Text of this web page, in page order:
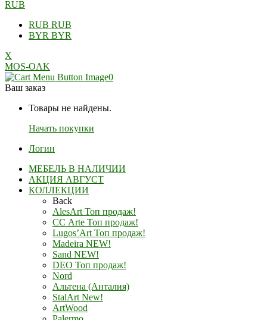
RUB
RUB RUB
BYR BYR
X
MOS-OAK
0
Ваш заказ
Товары не найдены.
Начать покупки
Логин
МЕБЕЛЬ В НАЛИЧИИ
АКЦИЯ АВГУСТ
КОЛЛЕКЦИИ
Back
AlesArt Топ продаж!
СС Arte Топ продаж!
Lugos’Art Топ продаж!
Madeira NEW!
Sand NEW!
DEO Топ продаж!
Nord
Альтена (Анталия)
StalArt New!
ArtWood